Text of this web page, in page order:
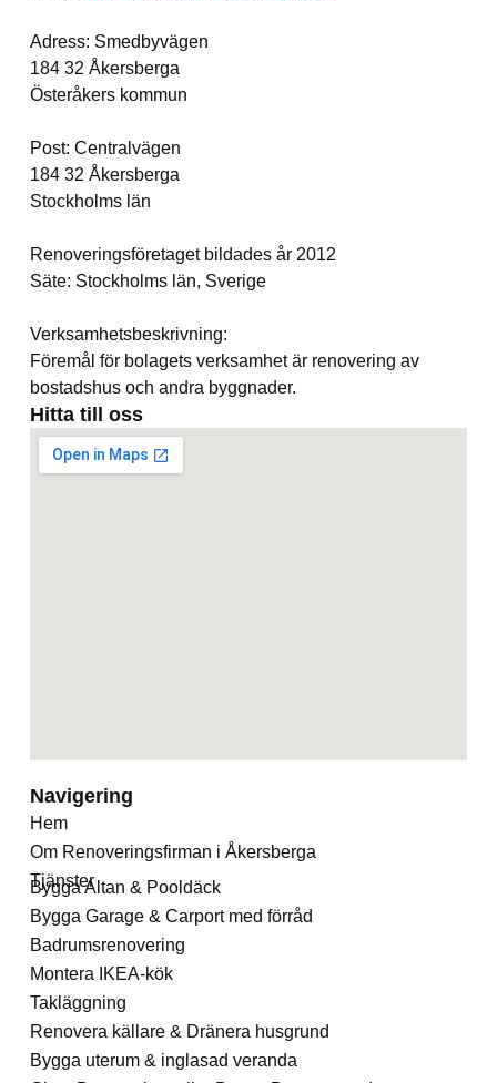
Adress: Smedbyvägen
184 32 Åkersberga
Österåkers kommun
Post: Centralvägen
184 32 Åkersberga
Stockholms län
Renoveringsföretaget bildades år 2012
Säte: Stockholms län, Sverige
Verksamhetsbeskrivning:
Föremål för bolagets verksamhet är renovering av
bostadshus och andra byggnader.
Hitta till oss
Navigering
Hem
Om Renoveringsfirman i Åkersberga
Tjänster
Bygga Altan & Pooldäck
Bygga Garage & Carport med förråd
Badrumsrenovering
Montera IKEA-kök
Takläggning
Renovera källare & Dränera husgrund
Bygga uterum & inglasad veranda